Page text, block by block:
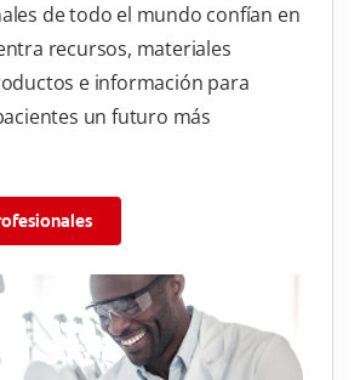
de todo el mundo confían en
recursos, materiales
e información para
un futuro más